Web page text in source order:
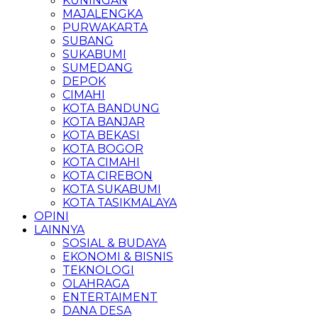
MAJALENGKA
PURWAKARTA
SUBANG
SUKABUMI
SUMEDANG
DEPOK
CIMAHI
KOTA BANDUNG
KOTA BANJAR
KOTA BEKASI
KOTA BOGOR
KOTA CIMAHI
KOTA CIREBON
KOTA SUKABUMI
KOTA TASIKMALAYA
OPINI
LAINNYA
SOSIAL & BUDAYA
EKONOMI & BISNIS
TEKNOLOGI
OLAHRAGA
ENTERTAIMENT
DANA DESA